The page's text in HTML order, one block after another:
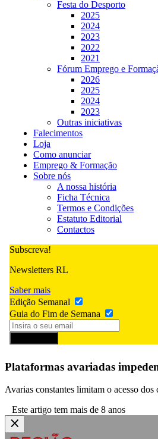
Festa do Desporto
2025
2024
2023
2022
2021
Fórum Emprego e
2026
2025
2024
2023
Outras iniciativas
Falecimentos
Loja
Como anunciar
Emprego & Formação
Sobre nós
A nossa história
Ficha Técnica
Termos e Condições
Estatuto Editorial
Contactos
Subscreva!
Newsletters RL
Saber mais
Edição Semanal
Guia do Fim de Semana
Plataformas avariadas
Avarias constantes limitam o acesso
Este artigo tem mais de 8 anos